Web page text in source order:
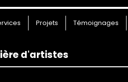
Projets Témoignages
d'artistes